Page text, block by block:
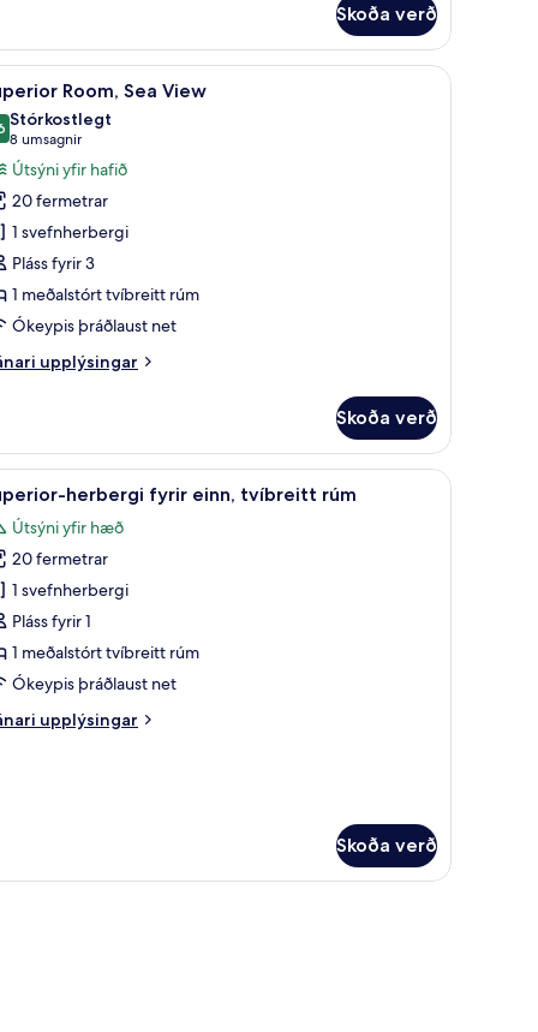
Skoða verð
| Míníbar, öryggishólf í herbergi, skrifborð, vinnuaðstaða fyrir fartölvur
Superior Room, Sea View | Míníbar,
5 Room, Sea View
af 10
Stórkostlegt
8 umsagnir
(8
umsagnir)
Útsýni yfir hafið
20 fermetrar
1 svefnherbergi
Pláss fyrir 3
1 meðalstórt tvíbreitt rúm
Ókeypis þráðlaust net
upplýsingar
Skoða verð
vinnuaðstaða fyrir fartölvur Míníbar, öryggishólf í herbergi, skrifborð,
5 herbergi fyrir einn, tvíbreitt rúm
Útsýni yfir hæð
20 fermetrar
1 svefnherbergi
Pláss fyrir 1
1 meðalstórt tvíbreitt rúm
Ókeypis þráðlaust net
upplýsingar
Skoða verð
vinnuaðstaða fyrir fartölvur